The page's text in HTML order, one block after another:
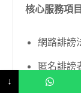
核心服務項
網路誹謗
匿名誹謗
↓